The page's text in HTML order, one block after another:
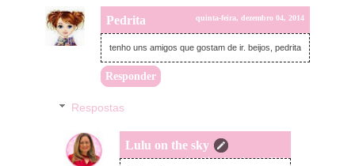
Pedrita quinta-feira, dezembro 04, 2014
tenho uns amigos que gostam de ir. beijos, pedrita
Responder
Respostas
Lulu on the sky
quinta-feira, dezembro 04, 2014